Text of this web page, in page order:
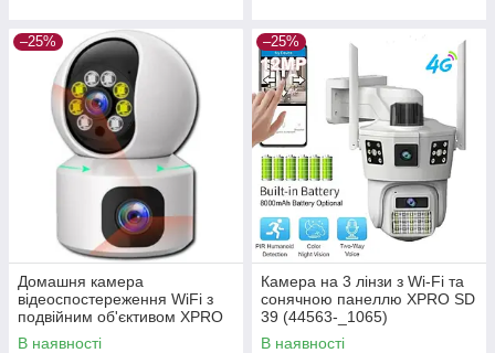
–25%
Домашня камера
відеоспостереження WiFi з
подвійним об'єктивом XPRO
V380Pro 4MP (43301-_607)
В наявності
–25%
Камера на 3 лінзи з Wi-Fi та
сонячною панеллю XPRO SD
39 (44563-_1065)
В наявності